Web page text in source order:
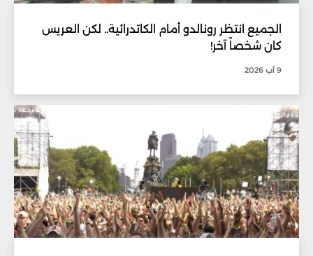
الجميع انتظر رونالدو أمام الكاتدرائية.. لكن العريس
كان شخصاً آخر!
9 آب 2026